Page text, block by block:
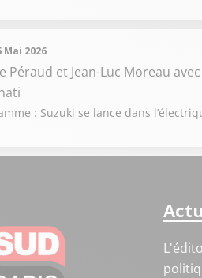
Mai 2026
Péraud et Jean-Luc Moreau
: Suzuki se lance dans
L'édito